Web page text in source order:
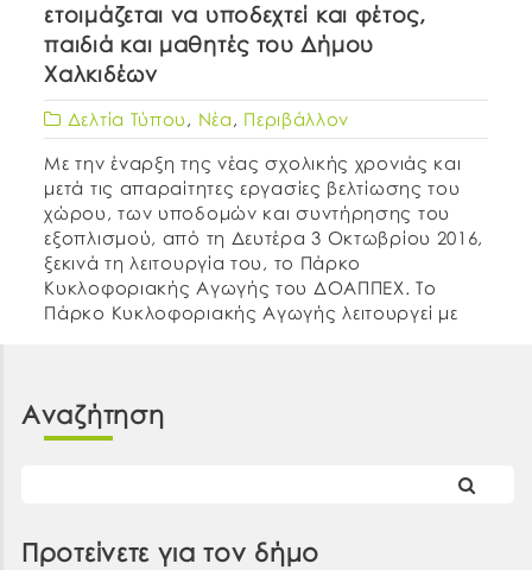
ετοιμάζεται να υποδεχτεί και φέτος,
παιδιά και μαθητές του Δήμου
Χαλκιδέων
Δελτία Τύπου, Νέα , Περιβάλλον
Με την έναρξη της νέας σχολικής χρονιάς και
μετά τις απαραίτητες εργασίες βελτίωσης του
χώρου, των υποδομών και συντήρησης του
εξοπλισμού, από τη Δευτέρα 3 Οκτωβρίου 2016,
ξεκινά τη λειτουργία του, το Πάρκο
Κυκλοφοριακής Αγωγής του ΔΟΑΠΠΕΧ. Το
Πάρκο Κυκλοφοριακής Αγωγής λειτουργεί με
Αναζήτηση
Προτείνετε για τον δήμο